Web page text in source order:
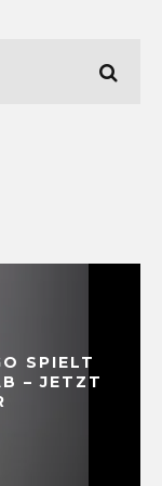
SPIELT
– JETZT